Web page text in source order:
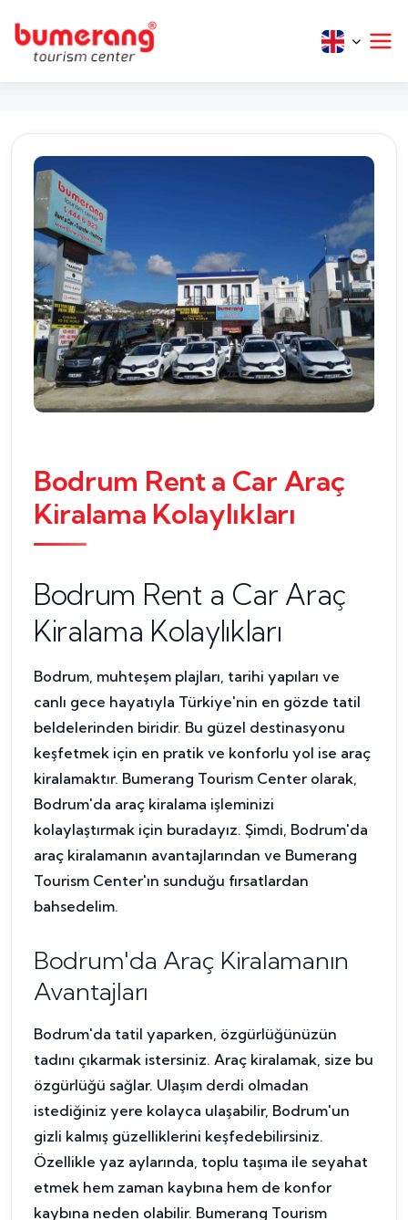
Bodrum Rent a Car Araç
Kiralama Kolaylıkları
Bodrum Rent a Car Araç
Kiralama Kolaylıkları
Bodrum, muhteşem plajları, tarihi yapıları ve
canlı gece hayatıyla Türkiye'nin en gözde tatil
beldelerinden biridir. Bu güzel destinasyonu
keşfetmek için en pratik ve konforlu yol ise araç
kiralamaktır. Bumerang Tourism Center olarak,
Bodrum'da araç kiralama işleminizi
kolaylaştırmak için buradayız. Şimdi, Bodrum'da
araç kiralamanın avantajlarından ve Bumerang
Tourism Center'ın sunduğu fırsatlardan
bahsedelim.
Bodrum'da Araç Kiralamanın
Avantajları
Bodrum'da tatil yaparken, özgürlüğünüzün
tadını çıkarmak istersiniz. Araç kiralamak, size bu
özgürlüğü sağlar. Ulaşım derdi olmadan
istediğiniz yere kolayca ulaşabilir, Bodrum'un
gizli kalmış güzelliklerini keşfedebilirsiniz.
Özellikle yaz aylarında, toplu taşıma ile seyahat
etmek hem zaman kaybına hem de konfor
kaybına neden olabilir. Bumerang Tourism